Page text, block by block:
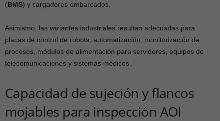
(BMS) y cargadores embarcados.
Asimismo, las variantes industriales resultan adecuadas para
placas de control de robots, automatización, monitorización de
procesos, módulos de alimentación para servidores, equipos de
telecomunicaciones y sistemas médicos.
Capacidad de sujeción y flancos
mojables para inspección AOI